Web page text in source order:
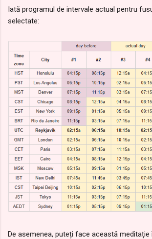
Iată programul de intervale actual pentru
selectate:
De asemenea, puteți face această